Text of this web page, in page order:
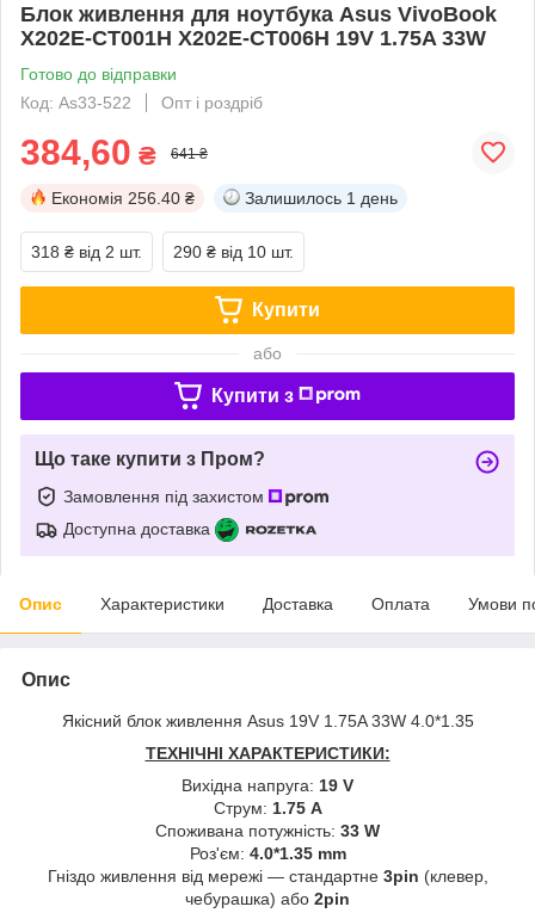
Блок живлення для ноутбука Asus VivoBook
X202E-CT001H X202E-CT006H 19V 1.75A 33W
Готово до відправки
Код: As33-522
Опт і роздріб
384,60 ₴ 641 ₴
Економія 256.40 ₴ Залишилось 1 день
318 ₴ від 2 шт. 290 ₴ від 10 шт.
Купити
або
Купити з
Що таке купити з Пром?
Замовлення під захистом
Доступна доставка
Опис Характеристики Доставка Оплата Умови
Опис
Якісний блок живлення Asus 19V 1.75A 33W 4.0*1.35
ТЕХНІЧНІ ХАРАКТЕРИСТИКИ:
Вихідна напруга: 19 V
Струм: 1.75 A
Споживана потужність: 33 W
Роз'єм: 4.0*1.35mm
Гніздо живлення від мережі — стандартне 3pin (клевер,
чебурашка) або 2pin